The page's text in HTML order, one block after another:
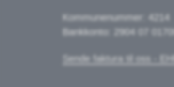
Kommunenummer: 4214
Bankkonto: 2904 07 01700
Sende faktura til oss - EHF